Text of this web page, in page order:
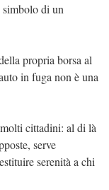
simbolo di un
propria borsa al
in fuga non è una
cittadini: al di là
serve
serenità a chi